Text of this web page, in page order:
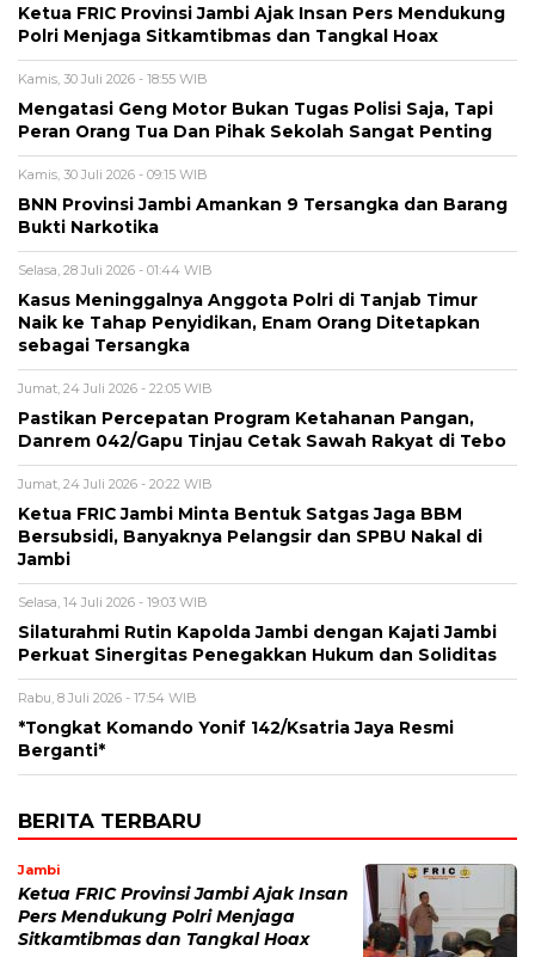
Ketua FRIC Provinsi Jambi Ajak Insan Pers Mendukung
Polri Menjaga Sitkamtibmas dan Tangkal Hoax
Kamis, 30 Juli 2026 - 18:55 WIB
Mengatasi Geng Motor Bukan Tugas Polisi Saja, Tapi
Peran Orang Tua Dan Pihak Sekolah Sangat Penting
Kamis, 30 Juli 2026 - 09:15 WIB
BNN Provinsi Jambi Amankan 9 Tersangka dan Barang
Bukti Narkotika
Selasa, 28 Juli 2026 - 01:44 WIB
Kasus Meninggalnya Anggota Polri di Tanjab Timur
Naik ke Tahap Penyidikan, Enam Orang Ditetapkan
sebagai Tersangka
Jumat, 24 Juli 2026 - 22:05 WIB
Pastikan Percepatan Program Ketahanan Pangan,
Danrem 042/Gapu Tinjau Cetak Sawah Rakyat di Tebo
Jumat, 24 Juli 2026 - 20:22 WIB
Ketua FRIC Jambi Minta Bentuk Satgas Jaga BBM
Bersubsidi, Banyaknya Pelangsir dan SPBU Nakal di
Jambi
Selasa, 14 Juli 2026 - 19:03 WIB
Silaturahmi Rutin Kapolda Jambi dengan Kajati Jambi
Perkuat Sinergitas Penegakkan Hukum dan Soliditas
Rabu, 8 Juli 2026 - 17:54 WIB
*Tongkat Komando Yonif 142/Ksatria Jaya Resmi
Berganti*
BERITA TERBARU
Jambi
Ketua FRIC Provinsi Jambi Ajak Insan
Pers Mendukung Polri Menjaga
Sitkamtibmas dan Tangkal Hoax